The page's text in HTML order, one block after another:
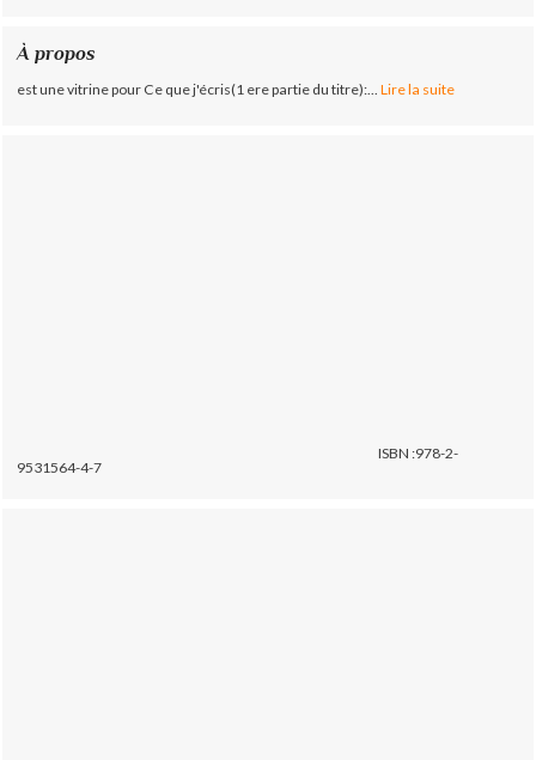
À propos
est une vitrine pour Ce que j'écris(1 ere partie du titre):... Lire la suite
ISBN :978-2-
9531564-4-7